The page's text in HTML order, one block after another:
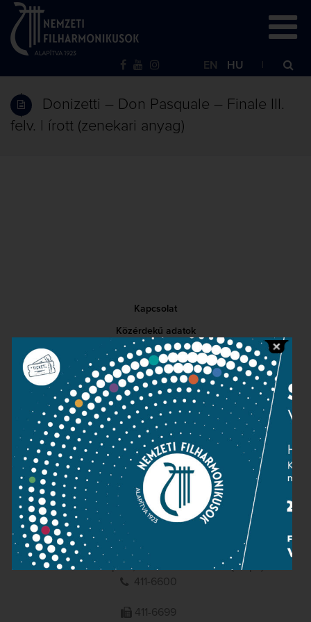
EN HU
Donizetti – Don Pasquale – Finale III.
felv. | írott (zenekari anyag)
Kapcsolat
Közérdekű adatok
Sajtószoba
Adatvédelem
Impresszum
NEMZETI
FILHARMONIKUSOK
1095 Budapest, Komor Marcell u. 1. (Müpa)
411-6600
411-6699